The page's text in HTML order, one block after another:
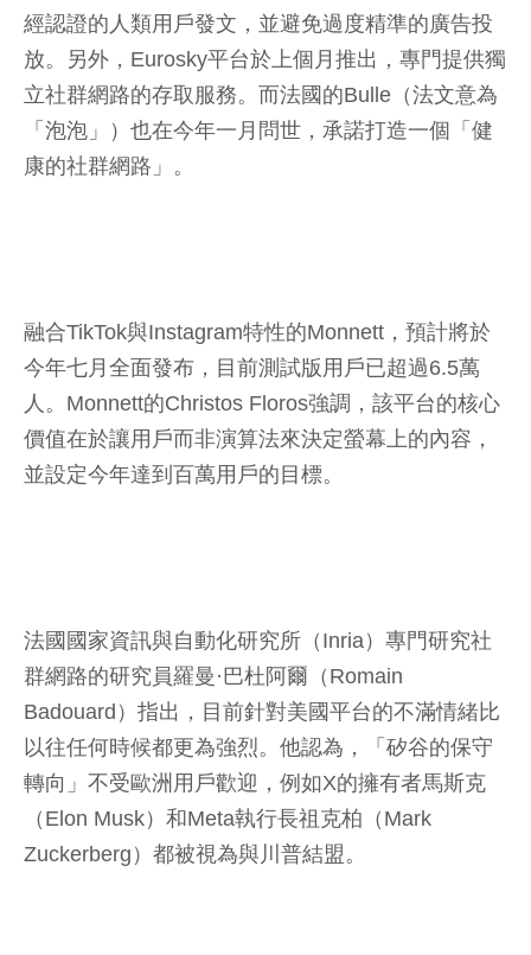
經認證的人類用戶發文，並避免過度精準的廣告投
放。另外，Eurosky平台於上個月推出，專門提供獨
立社群網路的存取服務。而法國的Bulle（法文意為
「泡泡」）也在今年一月問世，承諾打造一個「健
康的社群網路」。
融合TikTok與Instagram特性的Monnett，預計將於
今年七月全面發布，目前測試版用戶已超過6.5萬
人。Monnett的Christos Floros強調，該平台的核心
價值在於讓用戶而非演算法來決定螢幕上的內容，
並設定今年達到百萬用戶的目標。
法國國家資訊與自動化研究所（Inria）專門研究社
群網路的研究員羅曼·巴杜阿爾（Romain
Badouard）指出，目前針對美國平台的不滿情緒比
以往任何時候都更為強烈。他認為，「矽谷的保守
轉向」不受歐洲用戶歡迎，例如X的擁有者馬斯克
（Elon Musk）和Meta執行長祖克柏（Mark
Zuckerberg）都被視為與川普結盟。